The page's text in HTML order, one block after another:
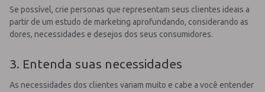
Se possível, crie personas que representam seus clientes ideais a
partir de um estudo de marketing aprofundando, considerando as
dores, necessidades e desejos dos seus consumidores.
3. Entenda suas necessidades
As necessidades dos clientes variam muito e cabe a você entender